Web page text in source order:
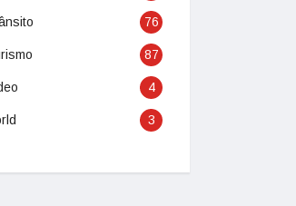
76
87
4
3